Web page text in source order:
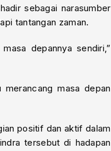
sebagai narasumber
tantangan zaman.
depannya sendiri,”
masa depan
positif dan aktif dalam
tersebut di hadapan